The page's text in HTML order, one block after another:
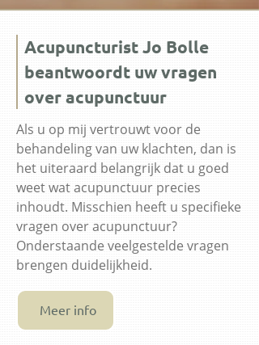
Acupuncturist Jo Bolle
beantwoordt uw vragen
over acupunctuur
Als u op mij vertrouwt voor de
behandeling van uw klachten, dan is
het uiteraard belangrijk dat u goed
weet wat acupunctuur precies
inhoudt. Misschien heeft u specifieke
vragen over acupunctuur?
Onderstaande veelgestelde vragen
brengen duidelijkheid.
Meer info